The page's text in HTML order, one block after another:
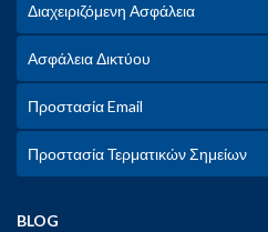
Διαχειριζόμενη Ασφάλεια
Ασφάλεια Δικτύου
Προστασία Email
Προστασία Τερματικών Σημείων
BLOG